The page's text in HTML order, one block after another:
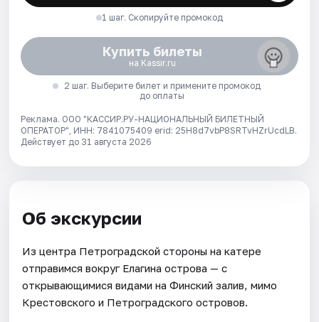
1 шаг. Скопируйте промокод
Купить билеты
на Kassir.ru
2 шаг. Выберите билет и примените промокод
до оплаты
Реклама. ООО "КАССИР.РУ-НАЦИОНАЛЬНЫЙ БИЛЕТНЫЙ
ОПЕРАТОР", ИНН: 7841075409 erid: 25H8d7vbP8SRTvHZrUcdLB.
Действует до 31 августа 2026
Об экскурсии
Из центра Петроградской стороны на катере
отправимся вокруг Елагина острова — с
открывающимися видами на Финский залив, мимо
Крестовского и Петроградского островов.